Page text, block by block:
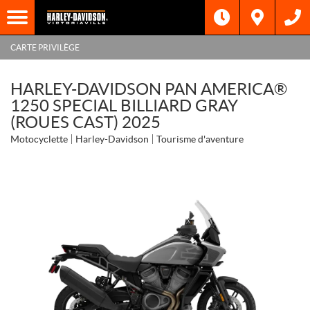
CARTE PRIVILÈGE
HARLEY-DAVIDSON PAN AMERICA®
1250 SPECIAL BILLIARD GRAY
(ROUES CAST) 2025
Motocyclette Harley-Davidson Tourisme d'aventure